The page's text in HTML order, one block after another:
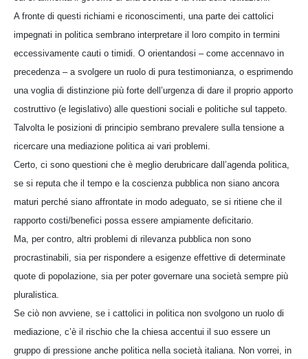
A fronte di questi richiami e riconoscimenti, una parte dei cattolici
impegnati in politica sembrano interpretare il loro compito in termini
eccessivamente cauti o timidi. O orientandosi – come accennavo in
precedenza – a svolgere un ruolo di pura testimonianza, o esprimendo
una voglia di distinzione più forte dell’urgenza di dare il proprio apporto
costruttivo (e legislativo) alle questioni sociali e politiche sul tappeto.
Talvolta le posizioni di principio sembrano prevalere sulla tensione a
ricercare una mediazione politica ai vari problemi.
Certo, ci sono questioni che è meglio derubricare dall’agenda politica,
se si reputa che il tempo e la coscienza pubblica non siano ancora
maturi perché siano affrontate in modo adeguato, se si ritiene che il
rapporto costi/benefici possa essere ampiamente deficitario.
Ma, per contro, altri problemi di rilevanza pubblica non sono
procrastinabili, sia per rispondere a esigenze effettive di determinate
quote di popolazione, sia per poter governare una società sempre più
pluralistica.
Se ciò non avviene, se i cattolici in politica non svolgono un ruolo di
mediazione, c’è il rischio che la chiesa accentui il suo essere un
gruppo di pressione anche politica nella società italiana. Non vorrei, in